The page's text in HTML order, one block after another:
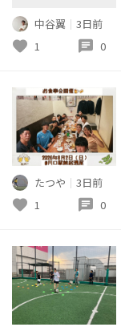
中谷翼 ｜ 3日前
favorite 1 chat 0
たつや ｜ 3日前
favorite 1 chat 0